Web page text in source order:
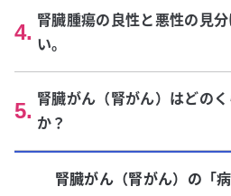
4. 腎臓腫瘍の良性と悪性の見
い。
5. 腎臓がん（腎がん）はどの
か？
腎臓がん（腎がん） の「